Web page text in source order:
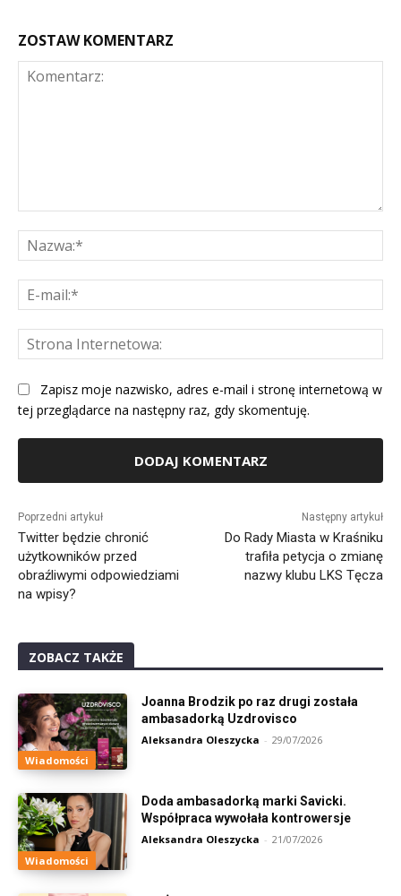
ZOSTAW KOMENTARZ
Zapisz moje nazwisko, adres e-mail i stronę internetową w
tej przeglądarce na następny raz, gdy skomentuję.
Poprzedni artykuł
Twitter będzie chronić
użytkowników przed
obraźliwymi odpowiedziami
na wpisy?
Następny artykuł
Do Rady Miasta w Kraśniku
trafiła petycja o zmianę
nazwy klubu LKS Tęcza
ZOBACZ TAKŻE
Wiadomości
Joanna Brodzik po raz drugi została
ambasadorką Uzdrovisco
Aleksandra Oleszycka - 29/07/2026
Wiadomości
Doda ambasadorką marki Savicki.
Współpraca wywołała kontrowersje
Aleksandra Oleszycka - 21/07/2026